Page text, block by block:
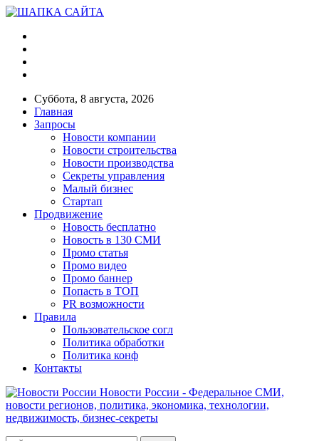
Суббота, 8 августа, 2026
Главная
Запросы
Новости компании
Новости строительства
Новости производства
Секреты управления
Малый бизнес
Стартап
Продвижение
Новость бесплатно
Новость в 130 СМИ
Промо статья
Промо видео
Промо баннер
Попасть в ТОП
PR возможности
Правила
Пользовательское согл
Политика обработки
Политика конф
Контакты
Новости России - Федеральное СМИ,
новости регионов, политика, экономика, технологии,
недвижимость, бизнес-секреты